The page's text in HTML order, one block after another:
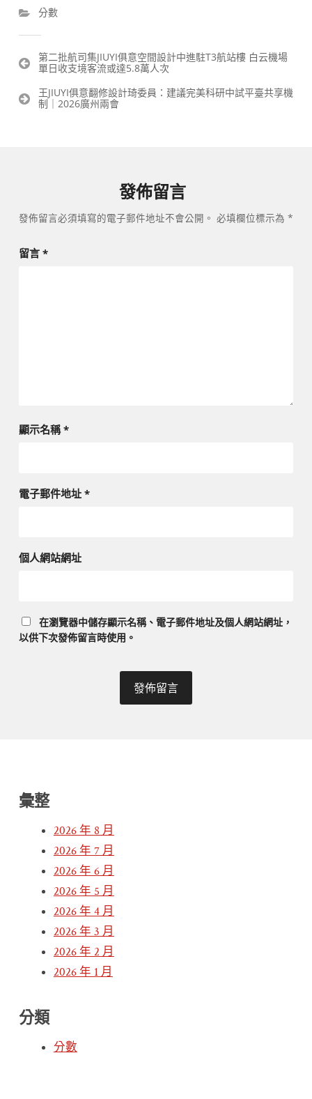
分數
文
章
覽
第二批航司集JIUYI俱意空間設計中進駐T3航站樓 白云機場
單日收支境客流或達5.8萬人次
王JIUYI俱意翻修設計琦委員：建議完美科研中試平臺共享機
制｜2026廣州兩會
發佈留言
發佈留言必須填寫的電子郵件地址不會公開。 必填欄位標示為 *
留言 *
顯示名稱*
電子郵件地址 *
個人網站網址
在瀏覽器中儲存顯示名稱、電子郵件地址及個人網站網址，
以供下次發佈留言時使用。
彙整
2026 年 8 月
2026 年 7 月
2026 年 6 月
2026 年 5 月
2026 年 4 月
2026 年 3 月
2026 年 2 月
2026 年 1 月
分類
分數